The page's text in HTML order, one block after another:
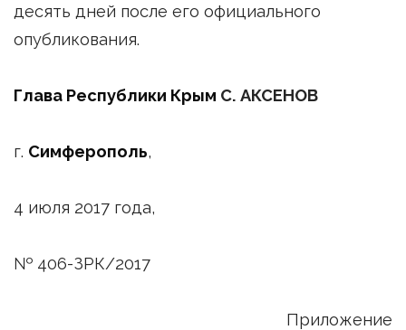
десять дней после его официального
опубликования.
Глава Республики Крым С. АКСЕНОВ
г. Симферополь,
4 июля 2017 года,
№ 406-ЗРК/2017
Приложение